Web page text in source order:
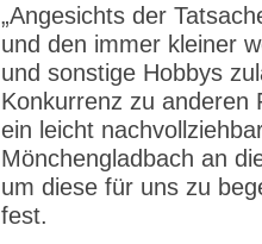
„Angesichts der
und den immer kleiner
und sonstige Hobbys
Konkurrenz zu anderen
ein leicht
Mönchengladbach an
um diese für uns zu
fest.